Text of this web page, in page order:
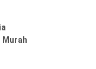
Murah